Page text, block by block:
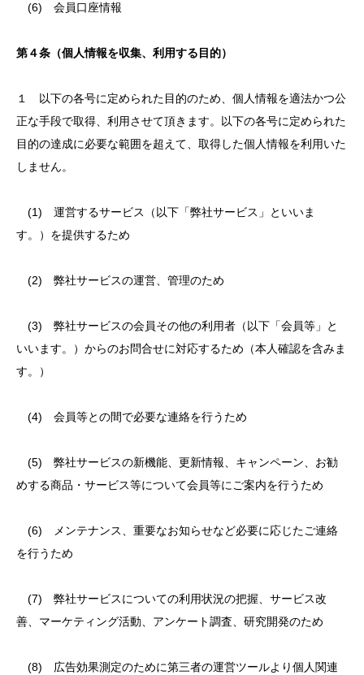
(6) 会員口座情報
第４条（個人情報を収集、利用する目的）
１ 以下の各号に定められた目的のため、個人情報を適法かつ公
正な手段で取得、利用させて頂きます。以下の各号に定められた
目的の達成に必要な範囲を超えて、取得した個人情報を利用いた
しません。
(1) 運営するサービス（以下「弊社サービス」といいま
す。）を提供するため
(2) 弊社サービスの運営、管理のため
(3) 弊社サービスの会員その他の利用者（以下「会員等」と
いいます。）からのお問合せに対応するため（本人確認を含みま
す。）
(4) 会員等との間で必要な連絡を行うため
(5) 弊社サービスの新機能、更新情報、キャンペーン、お勧
めする商品・サービス等について会員等にご案内を行うため
(6) メンテナンス、重要なお知らせなど必要に応じたご連絡
を行うため
(7) 弊社サービスについての利用状況の把握、サービス改
善、マーケティング活動、アンケート調査、研究開発のため
(8) 広告効果測定のために第三者の運営ツールより個人関連